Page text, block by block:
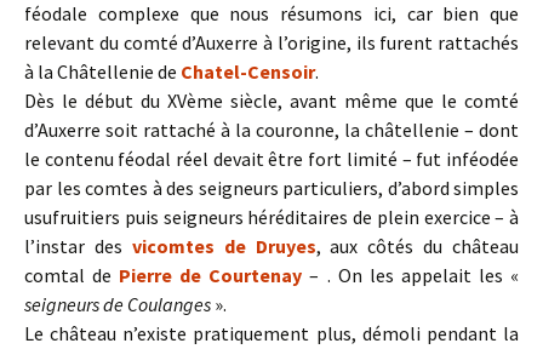
féodale complexe que nous résumons ici, car bien que
relevant du comté d’Auxerre à l’origine, ils furent rattachés
à la Châtellenie de Chatel-Censoir.
Dès le début du XVème siècle, avant même que le comté
d’Auxerre soit rattaché à la couronne, la châtellenie – dont
le contenu féodal réel devait être fort limité – fut inféodée
par les comtes à des seigneurs particuliers, d’abord simples
usufruitiers puis seigneurs héréditaires de plein exercice – à
l’instar des vicomtes de Druyes, aux côtés du château
comtal de Pierre de Courtenay – . On les appelait les «
seigneurs de Coulanges ».
Le château n’existe pratiquement plus, démoli pendant la